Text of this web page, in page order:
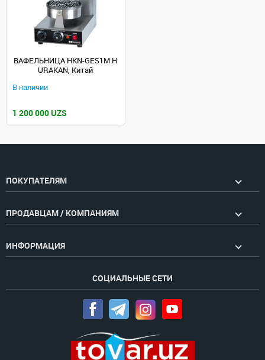
ВАФЕЛЬНИЦА HKN-GES1M H
URAKAN, Китай
В наличии
1 200 000 UZS
ПОКУПАТЕЛЯМ
ПРОДАВЦАМ / КОМПАНИЯМ
ИНФОРМАЦИЯ
СОЦИАЛЬНЫЕ СЕТИ